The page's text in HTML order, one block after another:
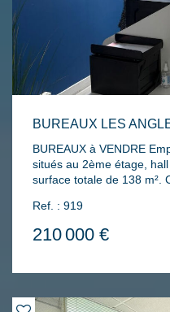
BUREAUX LES
BUREAUX à VENDRE Emplacement avec bonne visibilité,
situés au 2ème étage,
Ref. : 919
210 000 €